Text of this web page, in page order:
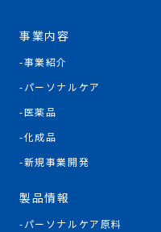
事業内容
事業紹介
パーソナルケア
医薬品
化成品
新規事業開発
製品情報
パーソナルケア原料